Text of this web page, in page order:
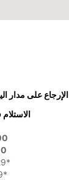
الإرجاع على مدار